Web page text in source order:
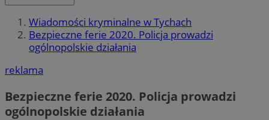
Wiadomości kryminalne w Tychach
Bezpieczne ferie 2020. Policja prowadzi
ogólnopolskie działania
reklama
Bezpieczne ferie 2020. Policja prowadzi
ogólnopolskie działania